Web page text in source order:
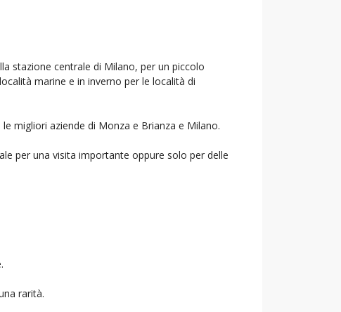
stazione centrale di Milano, per un piccolo
marine e in inverno per le località di
migliori aziende di Monza e Brianza e Milano.
per una visita importante oppure solo per delle
rarità.